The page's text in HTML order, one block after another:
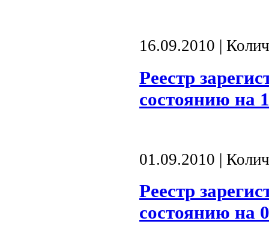
16.09.2010 |
Реестр
состоянию на
01.09.2010 |
Реестр
состоянию на